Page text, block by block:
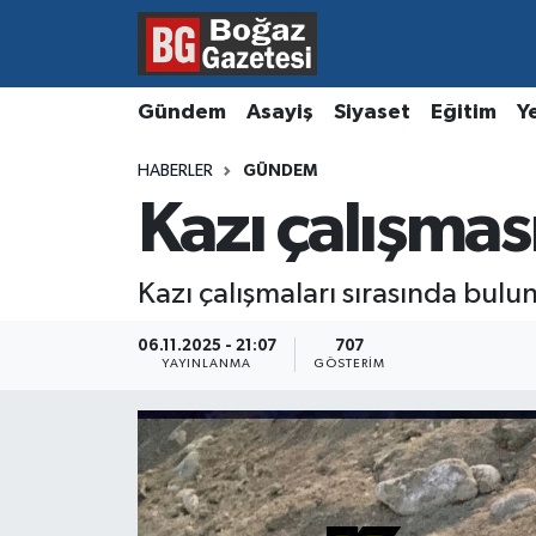
Gündem Asayiş Siyaset Eğitim
HABERLER GÜNDEM
Kazı
Kazı çalışmaları sırasında
06.11.2025 - 21:07
YAYINLANMA
707
GÖSTERIM
Asayiş
Kültür ve Sanat
Resmi İlanlar
Hava Durumu
Süper Lig Puan Durumu ve Fikstür
Son Dakika Haberleri